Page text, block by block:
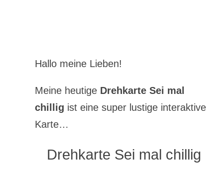
Hallo meine Lieben!
Meine heutige Drehkarte Sei mal
chillig ist eine super lustige interaktive
Karte…
Drehkarte Sei mal chillig